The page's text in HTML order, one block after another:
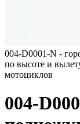
004-D0001-N -
по высоте и
мотоциклов
004-